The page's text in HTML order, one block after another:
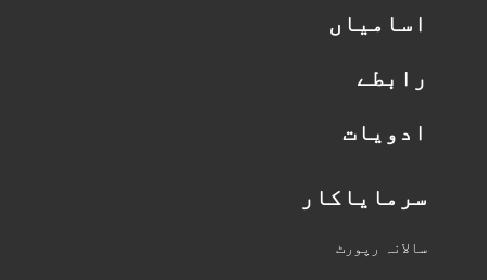
اسامیاں
رابطے
ادویات
سرمایاکار
سالانہ رپورٹ